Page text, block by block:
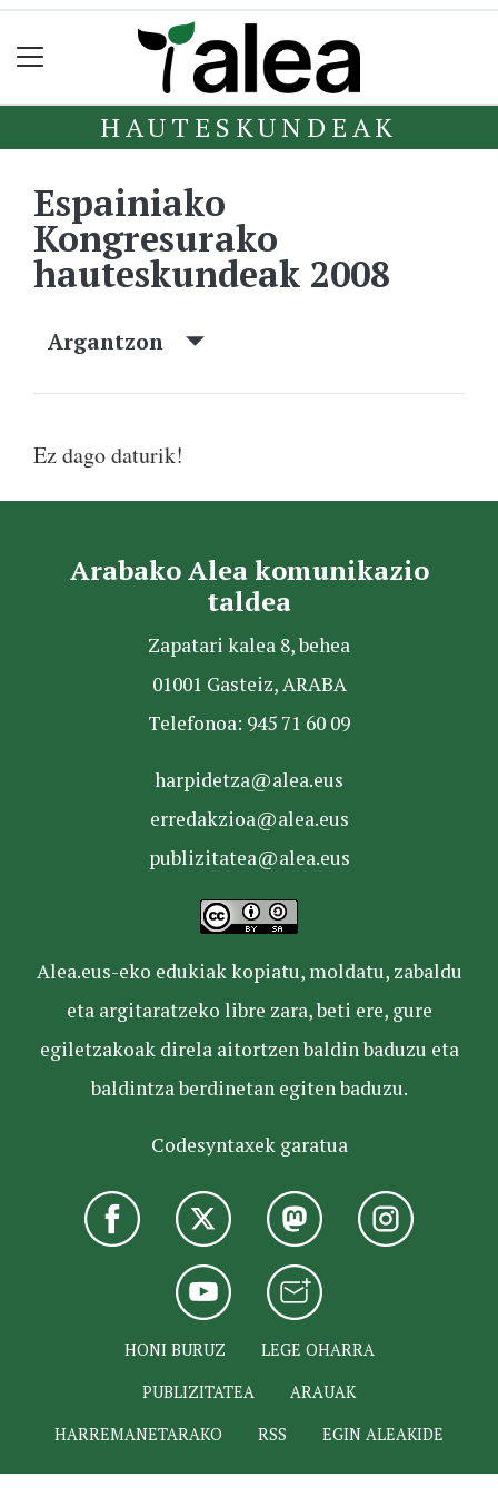
HAUTESKUNDEAK
Espainiako
Kongresurako
hauteskundeak 2008
Argantzon
Ez dago daturik!
Arabako Alea komunikazio
taldea
Zapatari kalea 8, behea
01001 Gasteiz, ARABA
Telefonoa: 945 71 60 09
harpidetza@alea.eus
erredakzioa@alea.eus
publizitatea@alea.eus
Alea.eus-eko edukiak kopiatu, moldatu, zabaldu
eta argitaratzeko libre zara, beti ere, gure
egiletzakoak direla aitortzen baldin baduzu eta
baldintza berdinetan egiten baduzu.
Codesyntaxek garatua
HONI BURUZ
LEGE OHARRA
PUBLIZITATEA
ARAUAK
HARREMANETARAKO
RSS EGIN ALEAKIDE